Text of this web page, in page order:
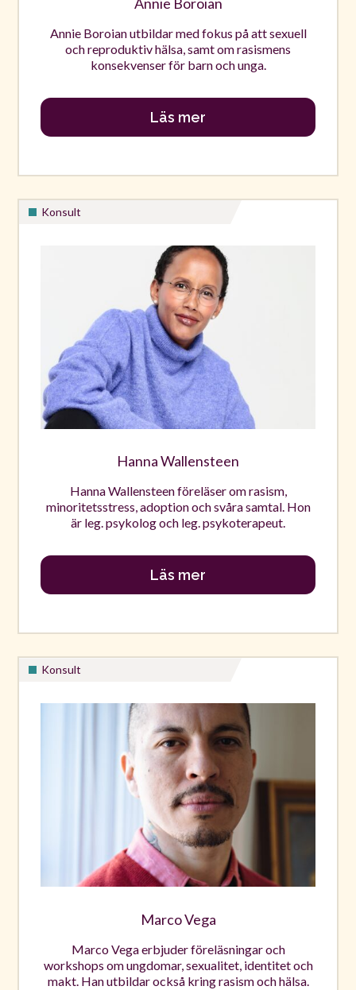
Annie Boroian utbildar med fokus på att sexuell
och reproduktiv hälsa, samt om rasismens
konsekvenser för barn och unga.
Läs mer
Konsult
Hanna Wallensteen
Hanna Wallensteen föreläser om rasism,
minoritetsstress, adoption och svåra samtal. Hon
är leg. psykolog och leg. psykoterapeut.
Läs mer
Konsult
Marco Vega
Marco Vega erbjuder föreläsningar och
workshops om ungdomar, sexualitet, identitet och
makt. Han utbildar också kring rasism och hälsa.